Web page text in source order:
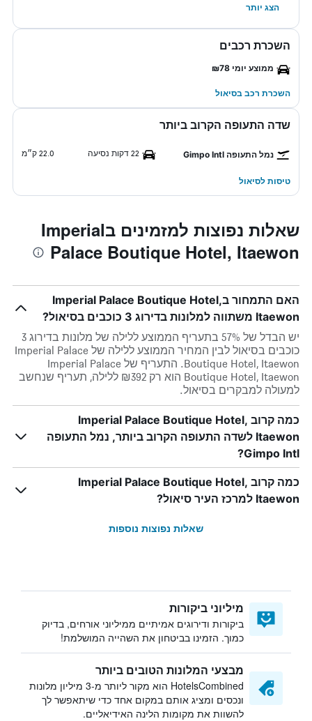
הצג יותר
השכרת רכבים
ממוצע יומי ₪78
השכרת רכב בסיאול
שדה התעופה הקרוב ביותר
נמל התעופה Gimpo Intl 22 דקות נסיעה 22.0 ק״מ
טיסות לסיאול
שאלות נפוצות למזמינים בImperial
Palace Boutique Hotel, Itaewon
האם התמחור בImperial Palace Boutique Hotel,
Itaewon משתווה למלונות בדירוג 3 כוכבים בסיאול?
יש הבדל של 57% בתעריף הממוצע ללילה של מלונות בדירוג 3
כוכבים בסיאול לבין המחיר הממוצע ללילה של Imperial Palace
Boutique Hotel, Itaewon. התעריף של Imperial Palace
Boutique Hotel, Itaewon הוא רק ₪392 ללילה, תעריף שנחשב
למעולה למבקרים בסיאול.
כמה קרוב Imperial Palace Boutique Hotel,
Itaewon לשדה התעופה הקרוב ביותר, נמל התעופה
Gimpo Intl?
כמה קרוב Imperial Palace Boutique Hotel,
Itaewon למרכז העיר סיאול?
שאלות נפוצות נוספות
מיליוני ביקורות
ביקורות ודירוגים אמיתיים ממיליוני אורחים, בדיוק
כמוך. הזמינו בביטחון את השהייה המושלמת!
מבצעי המלונות הטובים ביותר
HotelsCombined הוא מקור ליותר מ-3 מיליון מלונות
ונכסים ומציג אותם במקום אחד כדי שיתאפשר לך
להשוות את מקומות הלינה האידיאליים.